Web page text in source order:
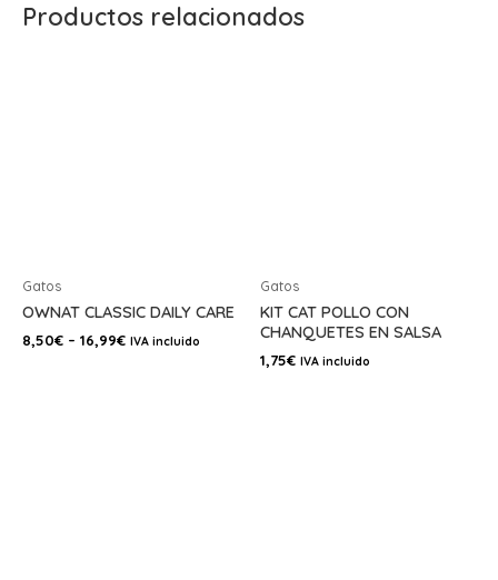
Productos relacionados
Gatos
OWNAT CLASSIC DAILY CARE
8,50€ – 16,99€ IVA incluido
Gatos
KIT CAT POLLO CON
CHANQUETES EN SALSA
1,75€ IVA incluido